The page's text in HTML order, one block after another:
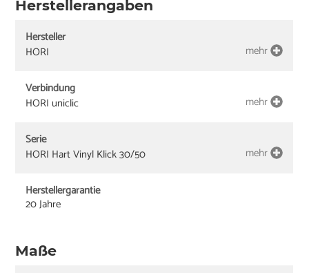
Herstellerangaben
Hersteller
HORI
mehr
Verbindung
HORI uniclic
mehr
Serie
HORI Hart Vinyl Klick 30/50
mehr
Herstellergarantie
20 Jahre
Maße